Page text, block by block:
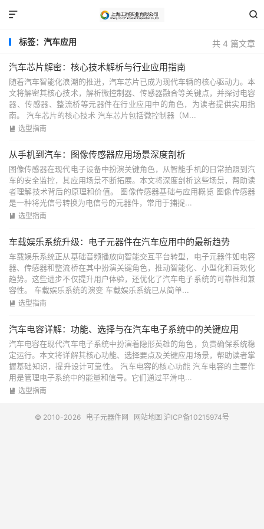


共 4 篇文章
标签：汽车应用
汽车芯片解密：核心技术解析与行业应用指南
随着汽车智能化浪潮的推进，汽车芯片已成为现代车辆的核心驱动力。本
文将解密其核心技术，解析微控制器、传感器融合等关键点，并探讨电容
器、传感器、整流桥等元器件在行业应用中的角色，为读者提供实用指
南。 汽车芯片的核心技术 汽车芯片包括微控制器（M...
 选型指南
从手机到汽车：图像传感器应用场景深度剖析
图像传感器在现代电子设备中扮演关键角色，从智能手机的日常拍照到汽
车的安全监控，其应用场景不断拓展。本文将深度剖析这些场景，帮助读
者理解技术背后的原理和价值。 图像传感器基础与应用概览 图像传感器
是一种将光信号转换为电信号的元器件，常用于捕捉...
 选型指南
车载娱乐系统升级：电子元器件在汽车应用中的最新趋势
车载娱乐系统正从基础音频播放向智能交互平台转型，电子元器件如电容
器、传感器和整流桥在其中扮演关键角色，推动智能化、小型化和高效化
趋势。这些进步不仅提升用户体验，还优化了汽车电子系统的可靠性和兼
容性。 车载娱乐系统的演变 车载娱乐系统已从简单...
 选型指南
汽车电容详解：功能、选择与在汽车电子系统中的关键应用
汽车电容在现代汽车电子系统中扮演着隐形英雄的角色，负责确保系统稳
定运行。本文将详解其核心功能、选择要点及关键应用场景，帮助读者掌
握基础知识，提升设计可靠性。 汽车电容的核心功能 汽车电容的主要作
用是管理电子系统中的能量和信号。它们通过平滑电...
 选型指南
© 2010-2026 电子元器件网 网站地图 沪ICP备10215974号